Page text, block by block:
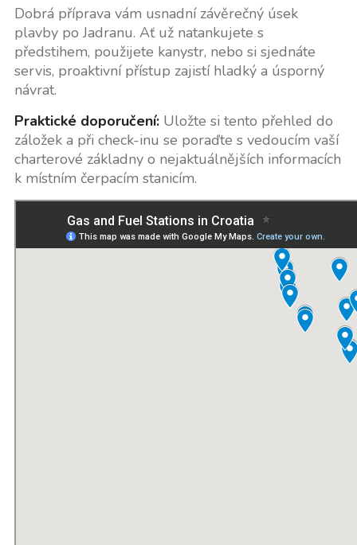
Dobrá příprava vám usnadní závěrečný úsek
plavby po Jadranu. Ať už natankujete s
předstihem, použijete kanystr, nebo si sjednáte
servis, proaktivní přístup zajistí hladký a úsporný
návrat.
Praktické doporučení:Uložte si tento přehled do
záložek a při check-inu se poraďte s vedoucím vaší
charterové základny o nejaktuálnějších informacích
k místním čerpacím stanicím.